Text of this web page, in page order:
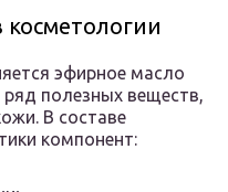
косметологии
эфирное масло
полезных веществ,
В составе
компонент: